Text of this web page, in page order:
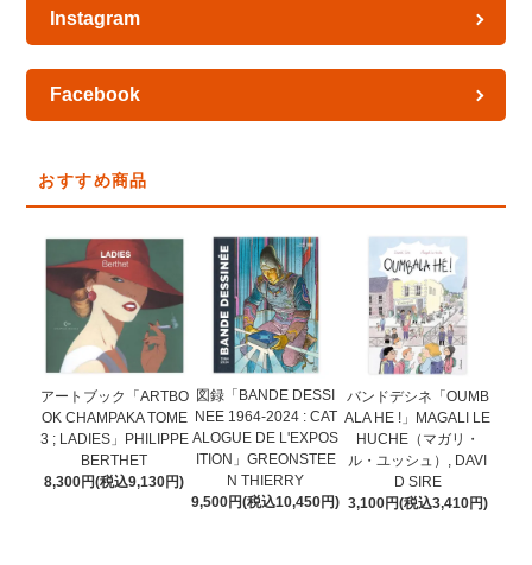
Instagram
Facebook
おすすめ商品
アートブック「ARTBO
OK CHAMPAKA TOME
3 ; LADIES」PHILIPPE
BERTHET
8,300円(税込9,130円)
図録「BANDE DESSI
NEE 1964-2024 : CAT
ALOGUE DE L'EXPOS
ITION」GREONSTEE
N THIERRY
9,500円(税込10,450円)
バンドデシネ「OUMB
ALA HE !」MAGALI LE
HUCHE（マガリ・
ル・ユッシュ）, DAVI
D SIRE
3,100円(税込3,410円)